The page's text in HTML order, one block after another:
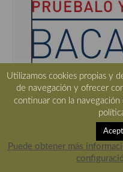
Utilizamos cookies propias y
de navegación y ofrecer
continuar con la
Puede obtener más